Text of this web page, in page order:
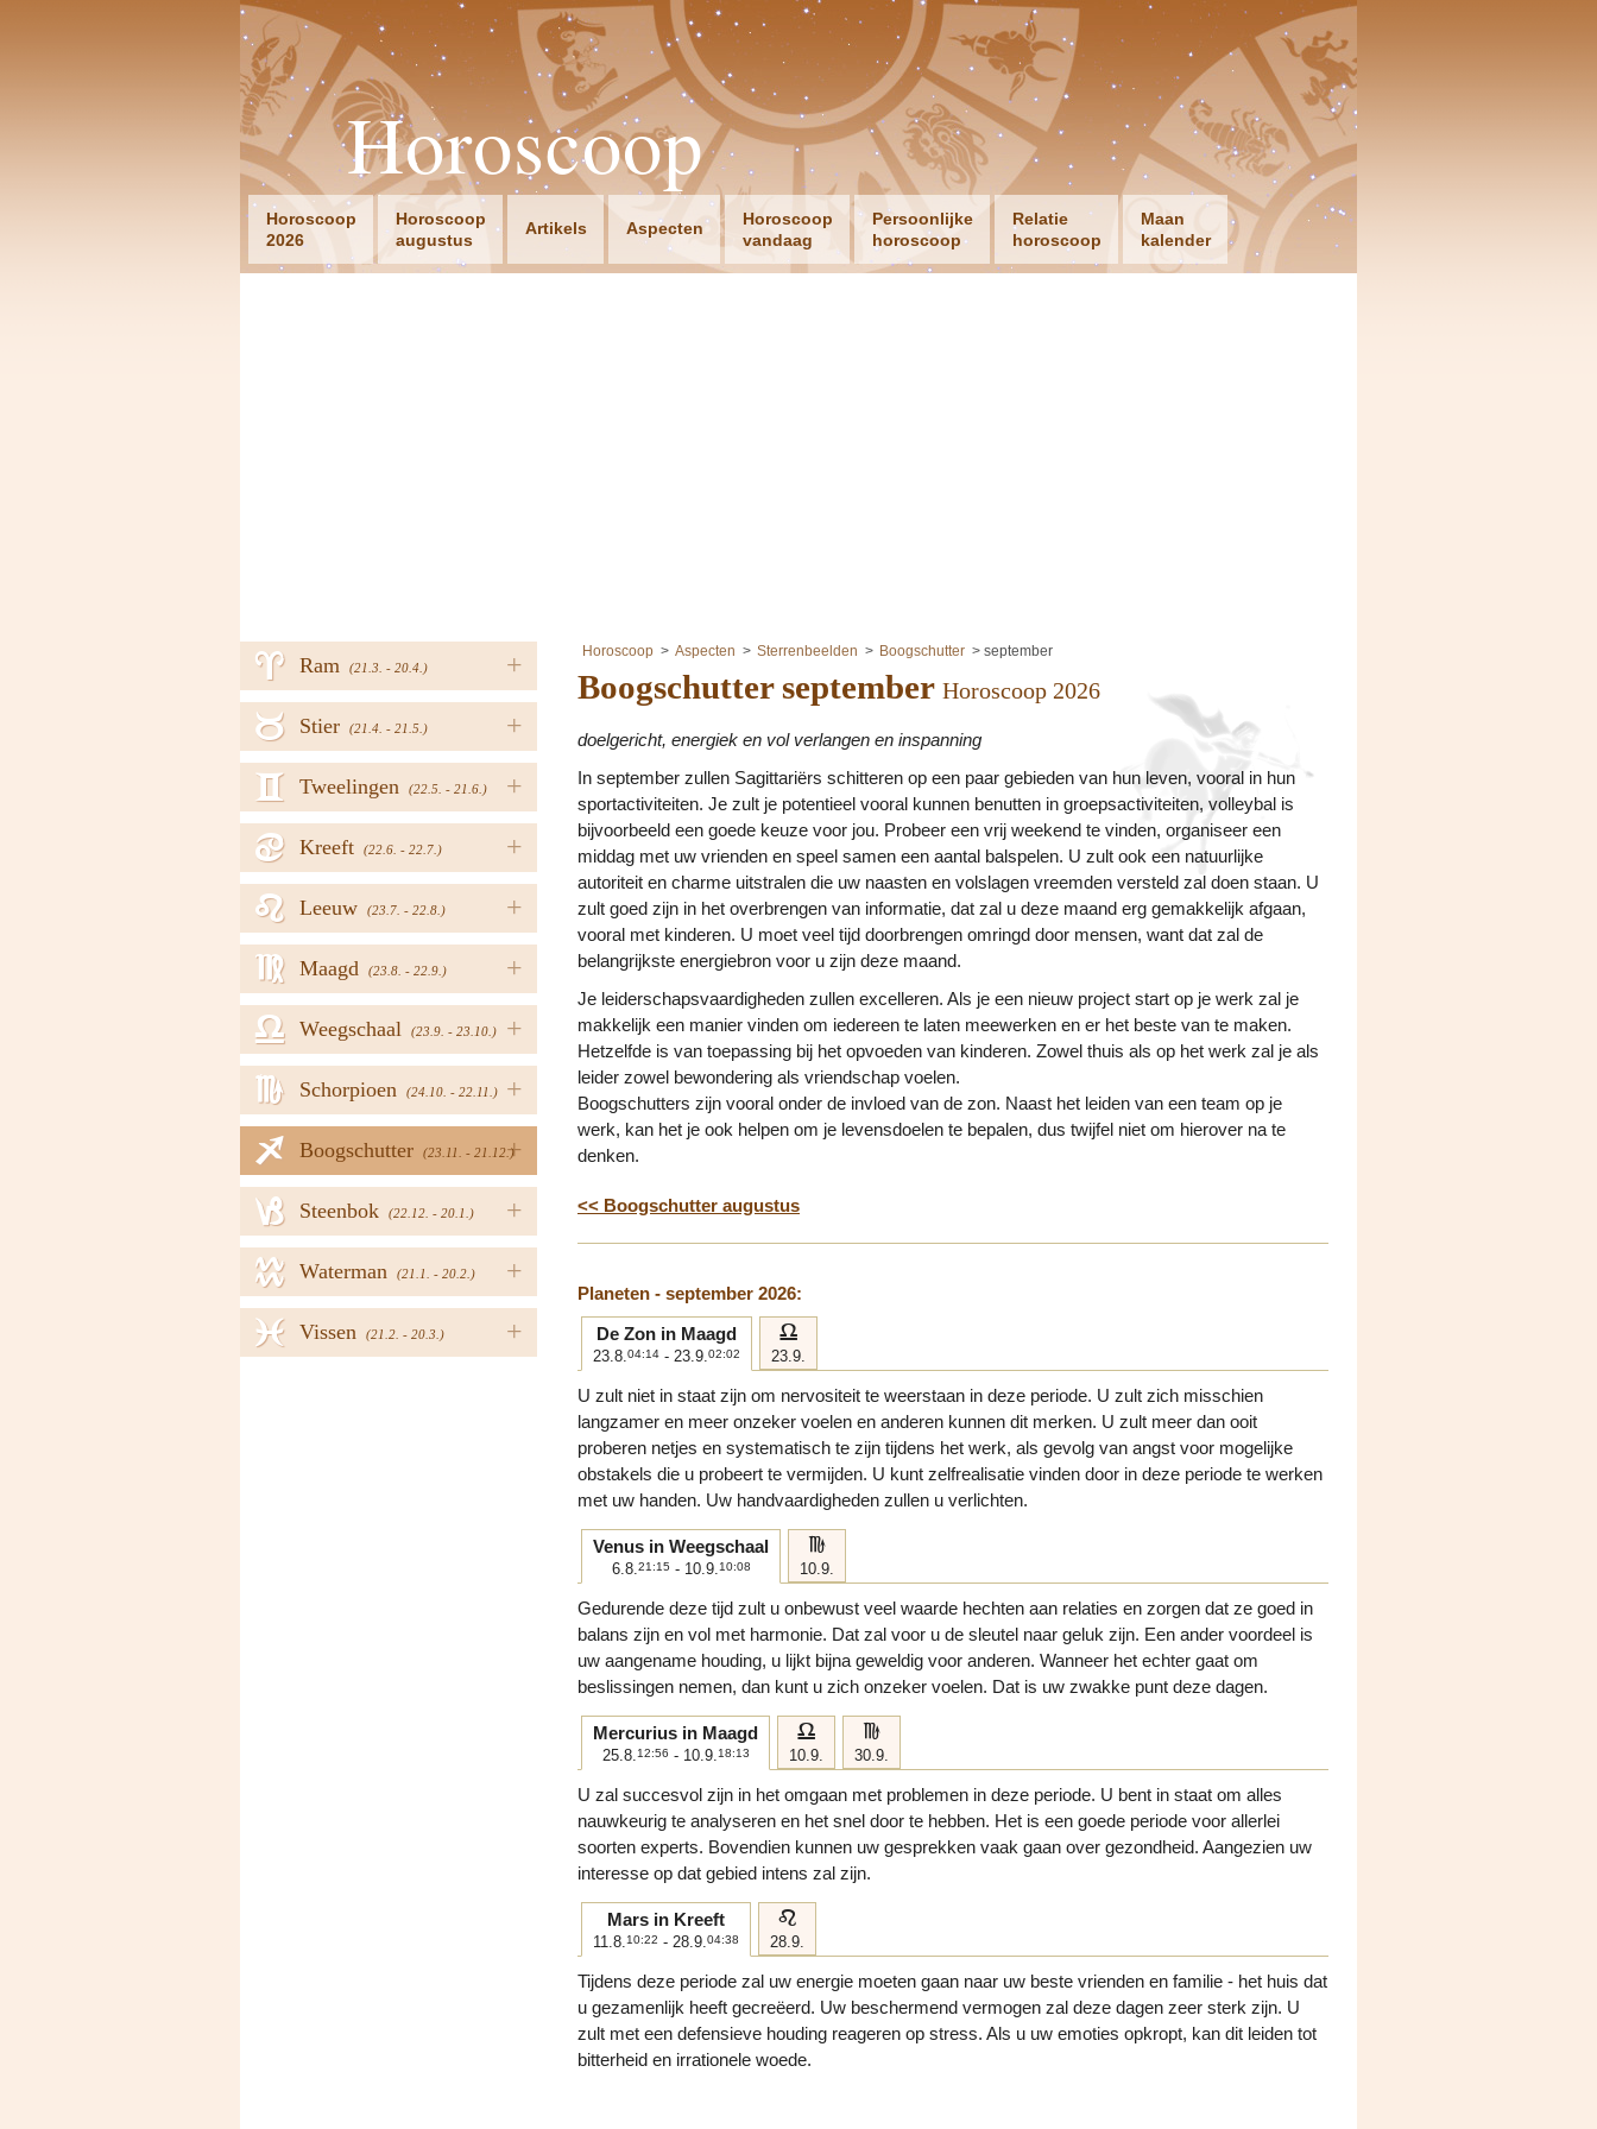
Horoscoop
Horoscoop
2026
Horoscoop
augustus
Artikels Aspecten
Horoscoop
vandaag
Persoonlijke
horoscoop
Relatie
horoscoop
Maan
kalender
+
Ram (21.3. - 20.4.)
a
+
Stier (21.4. - 21.5.)
b
+
Tweelingen (22.5. - 21.6.)
c
+
Kreeft (22.6. - 22.7.)
d
+
Leeuw (23.7. - 22.8.)
e
+
Maagd (23.8. - 22.9.)
f
+
Weegschaal (23.9. - 23.10.)
g
+
Schorpioen (24.10. - 22.11.)
h
+
Boogschutter (23.11. - 21.12.)
i
+
Steenbok (22.12. - 20.1.)
j
+
Waterman (21.1. - 20.2.)
k
+
Vissen (21.2. - 20.3.)
l
Horoscoop Aspecten Sterrenbeelden Boogschutter september
Boogschutter september Horoscoop 2026
doelgericht, energiek en vol verlangen en inspanning
In september zullen Sagittariërs schitteren op een paar gebieden van hun leven, vooral in hun
sportactiviteiten. Je zult je potentieel vooral kunnen benutten in groepsactiviteiten, volleybal is
bijvoorbeeld een goede keuze voor jou. Probeer een vrij weekend te vinden, organiseer een
middag met uw vrienden en speel samen een aantal balspelen. U zult ook een natuurlijke
autoriteit en charme uitstralen die uw naasten en volslagen vreemden versteld zal doen staan. U
zult goed zijn in het overbrengen van informatie, dat zal u deze maand erg gemakkelijk afgaan,
vooral met kinderen. U moet veel tijd doorbrengen omringd door mensen, want dat zal de
belangrijkste energiebron voor u zijn deze maand.
Je leiderschapsvaardigheden zullen excelleren. Als je een nieuw project start op je werk zal je
makkelijk een manier vinden om iedereen te laten meewerken en er het beste van te maken.
Hetzelfde is van toepassing bij het opvoeden van kinderen. Zowel thuis als op het werk zal je als
leider zowel bewondering als vriendschap voelen.
Boogschutters zijn vooral onder de invloed van de zon. Naast het leiden van een team op je
werk, kan het je ook helpen om je levensdoelen te bepalen, dus twijfel niet om hierover na te
denken.
<< Boogschutter augustus
Planeten - september 2026:
De Zon in Maagd
23.8. 04:14 - 23.9. 02:02
g
23.9.
U zult niet in staat zijn om nervositeit te weerstaan in deze periode. U zult zich misschien
langzamer en meer onzeker voelen en anderen kunnen dit merken. U zult meer dan ooit
proberen netjes en systematisch te zijn tijdens het werk, als gevolg van angst voor mogelijke
obstakels die u probeert te vermijden. U kunt zelfrealisatie vinden door in deze periode te werken
met uw handen. Uw handvaardigheden zullen u verlichten.
Venus in Weegschaal
6.8. 21:15 - 10.9. 10:08
h
10.9.
Gedurende deze tijd zult u onbewust veel waarde hechten aan relaties en zorgen dat ze goed in
balans zijn en vol met harmonie. Dat zal voor u de sleutel naar geluk zijn. Een ander voordeel is
uw aangename houding, u lijkt bijna geweldig voor anderen. Wanneer het echter gaat om
beslissingen nemen, dan kunt u zich onzeker voelen. Dat is uw zwakke punt deze dagen.
Mercurius in Maagd
25.8. 12:56 - 10.9. 18:13
g
10.9.
h
30.9.
U zal succesvol zijn in het omgaan met problemen in deze periode. U bent in staat om alles
nauwkeurig te analyseren en het snel door te hebben. Het is een goede periode voor allerlei
soorten experts. Bovendien kunnen uw gesprekken vaak gaan over gezondheid. Aangezien uw
interesse op dat gebied intens zal zijn.
Mars in Kreeft
11.8. 10:22 - 28.9. 04:38
e
28.9.
Tijdens deze periode zal uw energie moeten gaan naar uw beste vrienden en familie - het huis dat
u gezamenlijk heeft gecreëerd. Uw beschermend vermogen zal deze dagen zeer sterk zijn. U
zult met een defensieve houding reageren op stress. Als u uw emoties opkropt, kan dit leiden tot
bitterheid en irrationele woede.